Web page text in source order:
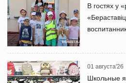
В гостях у
01 августа'26
Школьные